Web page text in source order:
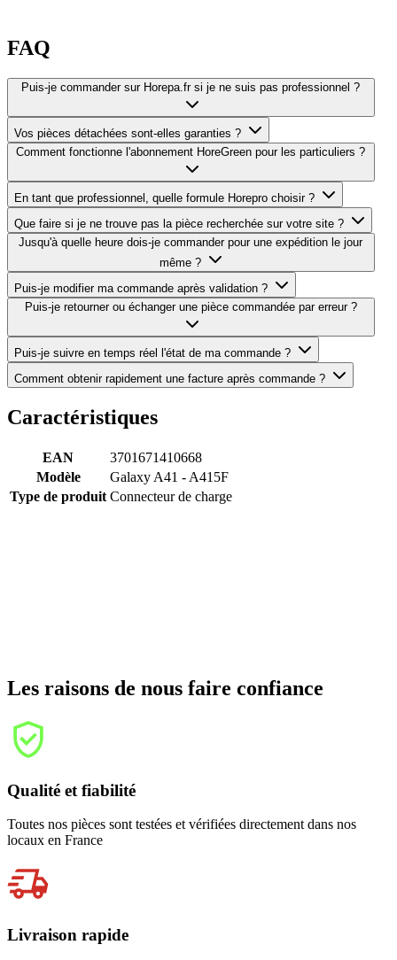
FAQ
Puis-je commander sur Horepa.fr si je ne suis pas professionnel ?
Vos pièces détachées sont-elles garanties ?
Comment fonctionne l'abonnement HoreGreen pour les particuliers ?
En tant que professionnel, quelle formule Horepro choisir ?
Que faire si je ne trouve pas la pièce recherchée sur votre site ?
Jusqu'à quelle heure dois-je commander pour une expédition le jour
même ?
Puis-je modifier ma commande après validation ?
Puis-je retourner ou échanger une pièce commandée par erreur ?
Puis-je suivre en temps réel l'état de ma commande ?
Comment obtenir rapidement une facture après commande ?
Caractéristiques
EAN
3701671410668
Modèle
Galaxy A41 - A415F
Type de produit Connecteur de charge
Les raisons de nous faire confiance
Qualité et fiabilité
Toutes nos pièces sont testées et vérifiées directement dans nos
locaux en France
Livraison rapide